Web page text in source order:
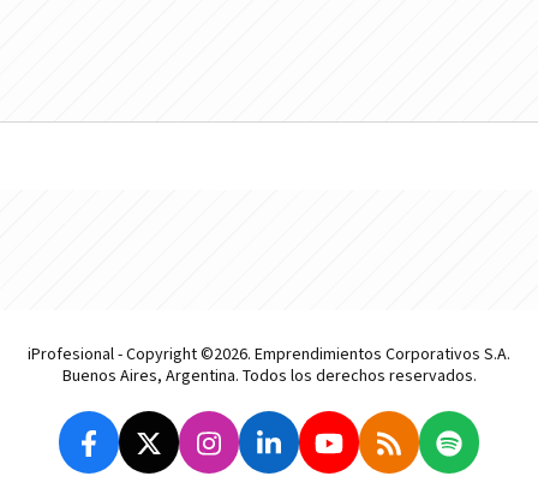
iProfesional - Copyright ©2026. Emprendimientos Corporativos S.A.
Buenos Aires, Argentina. Todos los derechos reservados.